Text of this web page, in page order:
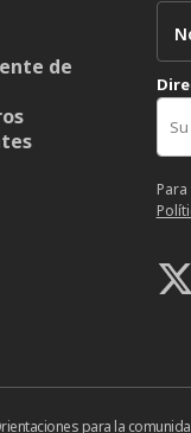
de
para la